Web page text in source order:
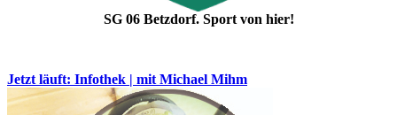
SG 06 Betzdorf. Sport von hier!
Jetzt läuft: Infothek | mit Michael Mihm